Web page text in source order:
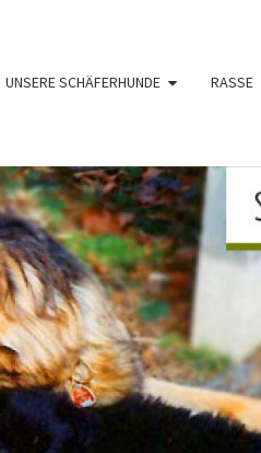
UNSERE SCHÄFERHUNDE RASSE